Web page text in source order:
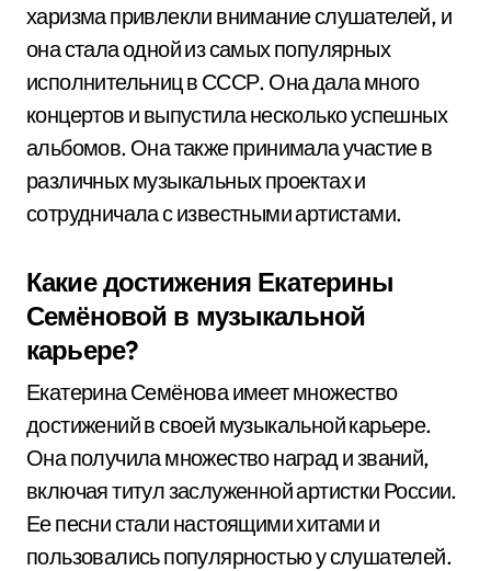
харизма привлекли внимание слушателей, и
она стала одной из самых популярных
исполнительниц в СССР. Она дала много
концертов и выпустила несколько успешных
альбомов. Она также принимала участие в
различных музыкальных проектах и
сотрудничала с известными артистами.
Какие достижения Екатерины
Семёновой в музыкальной
карьере?
Екатерина Семёнова имеет множество
достижений в своей музыкальной карьере.
Она получила множество наград и званий,
включая титул заслуженной артистки России.
Ее песни стали настоящими хитами и
пользовались популярностью у слушателей.